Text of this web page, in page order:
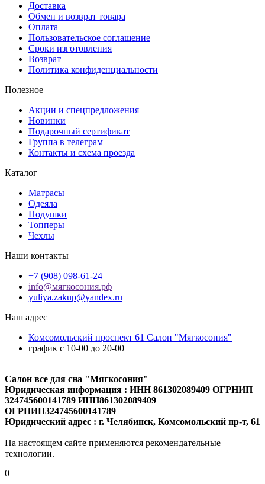
Доставка
Обмен и возврат товара
Оплата
Пользовательское соглашение
Сроки изготовления
Возврат
Политика конфиденциальности
Полезное
Акции и спецпредложения
Новинки
Подарочный сертификат
Группа в телеграм
Контакты и схема проезда
Каталог
Матрасы
Одеяла
Подушки
Топперы
Чехлы
Наши контакты
+7 (908) 098-61-24
info@мягкосония.рф
yuliya.zakup@yandex.ru
Наш адрес
Комсомольский проспект 61 Cалон "Мягкосония"
график с 10-00 до 20-00
Салон все для сна "Мягкосония"
Юридическая информация : ИНН 861302089409 ОГРНИП
324745600141789 ИНН861302089409
ОГРНИП324745600141789
Юридический адрес : г. Челябинск, Комсомольский пр-т, 61
На настоящем сайте применяются рекомендательные
технологии.
0